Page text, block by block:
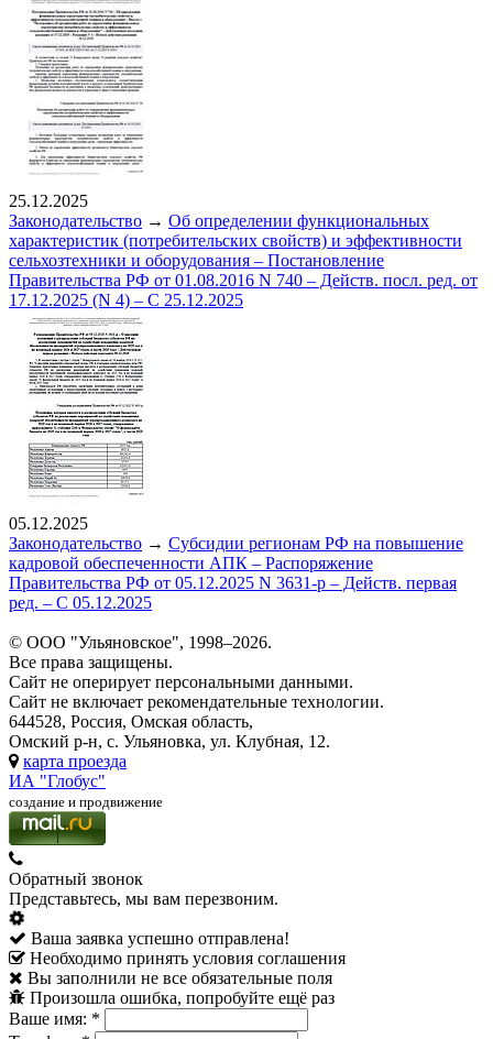
25.12.2025
Законодательство → Об определении функциональных
характеристик (потребительских свойств) и эффективности
сельхозтехники и оборудования – Постановление
Правительства РФ от 01.08.2016 N 740 – Действ. посл. ред. от
17.12.2025 (N 4) – С 25.12.2025
05.12.2025
Законодательство → Субсидии регионам РФ на повышение
кадровой обеспеченности АПК – Распоряжение
Правительства РФ от 05.12.2025 N 3631-р – Действ. первая
ред. – С 05.12.2025
© ООО "Ульяновское", 1998–2026.
Все права защищены.
Сайт не оперирует персональными данными.
Сайт не включает рекомендательные технологии.
644528, Россия, Омская область,
Омский р-н, с. Ульяновка, ул. Клубная, 12.
карта проезда
ИА "Глобус"
создание и продвижение
Обратный звонок
Представьтесь, мы вам перезвоним.
Ваша заявка успешно отправлена!
Необходимо принять условия соглашения
Вы заполнили не все обязательные поля
Произошла ошибка, попробуйте ещё раз
Ваше имя: *